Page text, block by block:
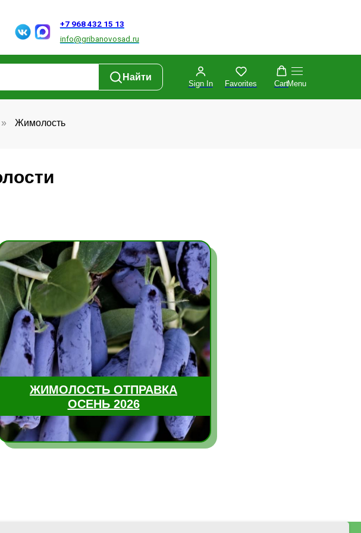
info@gribanovosad.ru
+7 968 432 15 13
Найти
Sign In Favorites CartMenu
» Жимолость
ЖИМОЛОСТЬ ОТПРАВКА
ОСЕНЬ 2026